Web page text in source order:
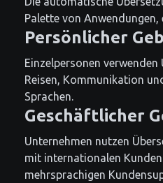
Palette von Anwendungen,
Persönlicher
Einzelpersonen
Reisen, Kommunikation
Sprachen.
Geschäftlicher
Unternehmen nutzen
mit internationalen
mehrsprachigen